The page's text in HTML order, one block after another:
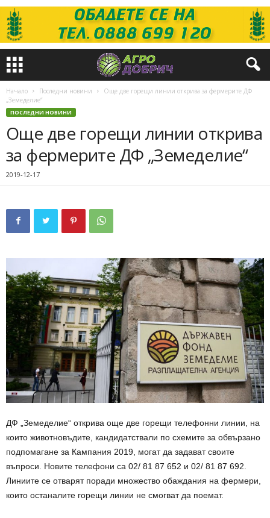
Начало Последни новини
Още две горещи линии открива за фермерите ДФ
„Земеделие“
ПОСЛЕДНИ НОВИНИ
Още две горещи линии открива
за фермерите ДФ „Земеделие“
2019-12-17
ДФ „Земеделие“ открива още две горещи телефонни линии, на
които животновъдите, кандидатствали по схемите за обвързано
подпомагане за Кампания 2019, могат да задават своите
въпроси. Новите телефони са 02/ 81 87 652 и 02/ 81 87 692.
Линиите се отварят поради множество обаждания на фермери,
които останалите горещи линии не смогват да поемат.